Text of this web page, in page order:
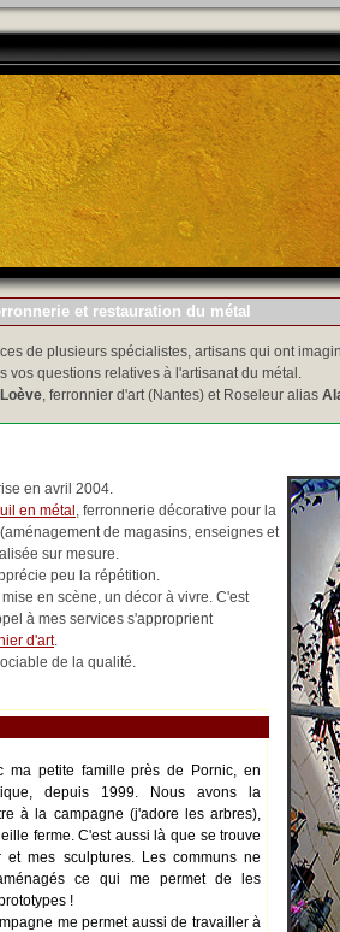
et restauration du métal
de plusieurs spécialistes, artisans qui ont
vos questions relatives à l'artisanat du métal.
, ferronnier d'art (Nantes) et Roseleur alias
en avril 2004.
en métal , ferronnerie décorative pour la
de magasins, enseignes et
sur mesure.
peu la répétition.
en scène, un décor à vivre. C'est
à mes services s'approprient
d'art.
de la qualité.
ma petite famille près de Pornic, en
depuis 1999. Nous avons la
à la campagne (j'adore les arbres),
ferme. C'est aussi là que se trouve
et mes sculptures. Les communs ne
ce qui me permet de les
!
me permet aussi de travailler à